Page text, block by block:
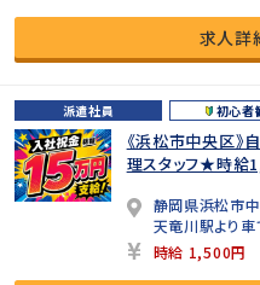
求人詳
派遣社員 初心者
《浜松市中央区》
理スタッフ★時
静岡県浜松市
天竜川駅より
時給 1,500円